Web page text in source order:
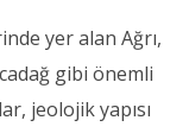
yer alan Ağrı,
gibi önemli
jeolojik yapısı